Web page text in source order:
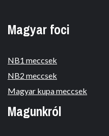
Magyar foci
NB1 meccsek
NB2 meccsek
Magyar kupa meccsek
Magunkról